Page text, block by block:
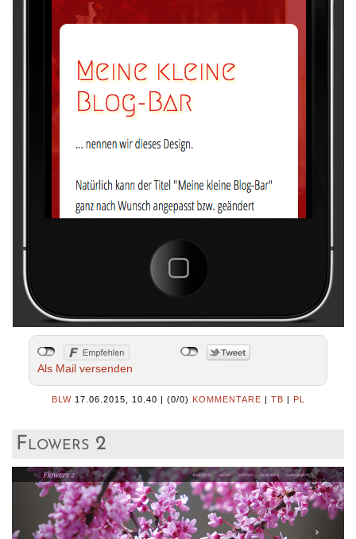
Als Mail versenden
BLW 17.06.2015, 10.40 | (0/0) KOMMENTARE | TB | PL
Flowers 2